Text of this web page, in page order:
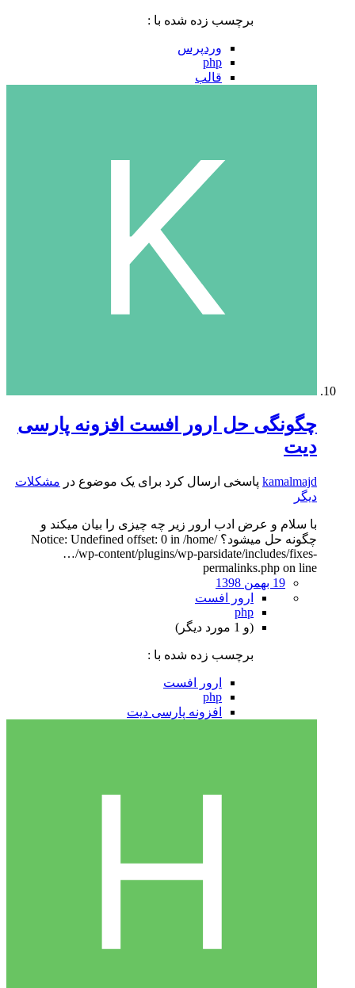
برچسب زده شده با :
وردپرس
php
قالب
چگونگی حل ارور افست افزونه پارسی
دیت
kamalmajd پاسخی ارسال کرد برای یک موضوع در مشکلات
دیگر
با سلام و عرض ادب ارور زیر چه چیزی را بیان میکند و
چگونه حل میشود؟ Notice: Undefined offset: 0 in /home/
…/wp-content/plugins/wp-parsidate/includes/fixes-
permalinks.php on line
19 بهمن 1398
ارور افست
php
(و 1 مورد دیگر)
برچسب زده شده با :
ارور افست
php
افزونه پارسی دیت